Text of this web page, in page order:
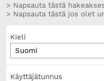
> Napsauta tästä
> Napsauta tästä jos olet
Kieli
Käyttäjätunnus